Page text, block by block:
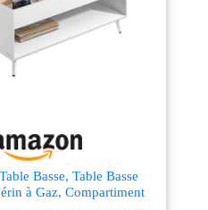
Basse, Table Basse
à Gaz, Compartiment